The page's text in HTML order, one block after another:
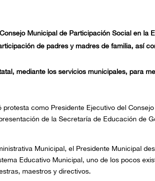
Municipal de Participación Social en la
de padres y madres de familia, así
mediante los servicios municipales, para
como Presidente Ejecutivo del
de la Secretaría de Educación de
Municipal, el Presidente Municipal
Educativo Municipal, uno de los pocos
maestros y directivos.